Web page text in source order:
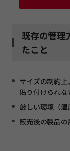
既存の管理
たこと
サイズの制約
貼り付けられな
厳しい環境（温
販売後の製品の